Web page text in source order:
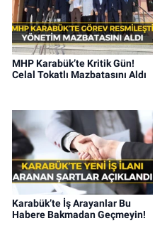
MHP Karabük’te Kritik Gün!
Celal Tokatlı Mazbatasını Aldı
Karabük’te İş Arayanlar Bu
Habere Bakmadan Geçmeyin!